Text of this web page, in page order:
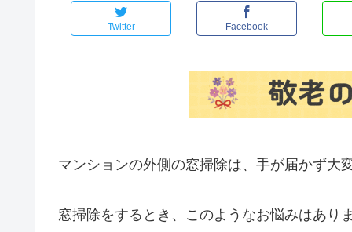
Twitter Facebook
マンションの外側の窓掃除は、手が届かず大
窓掃除をするとき、このようなお悩みはあり